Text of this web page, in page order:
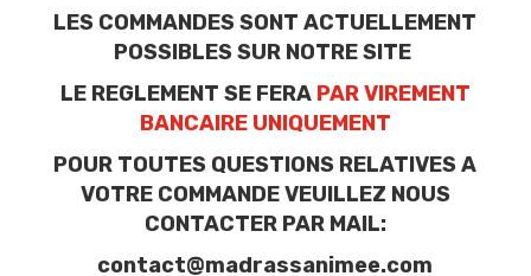
LES COMMANDES SONT ACTUELLEMENT
POSSIBLES SUR NOTRE SITE
LE REGLEMENT SE FERA PAR VIREMENT
BANCAIRE UNIQUEMENT
POUR TOUTES QUESTIONS RELATIVES A
VOTRE COMMANDE VEUILLEZ NOUS
CONTACTER PAR MAIL:
contact@madrassanimee.com